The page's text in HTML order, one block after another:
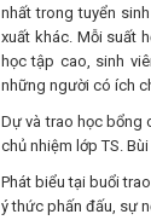
nhất trong tuyển
xuất khác. Mỗi suất
học tập cao, sinh
những người có ích
Dự và trao học bổng
chủ nhiệm lớp TS.
Phát biểu tại buổi
ý thức phấn đấu, sự